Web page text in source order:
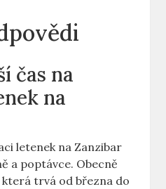
čas na
na
letenek na Zanzibar
a poptávce. Obecně
která trvá od března do